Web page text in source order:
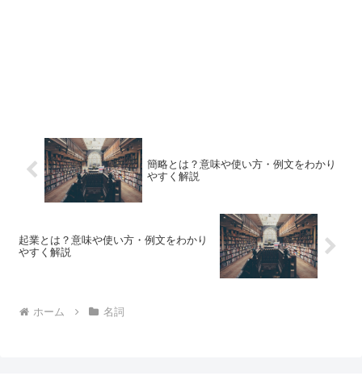
簡略とは？意味や使い方・例文をわかり
やすく解説
起業とは？意味や使い方・例文をわかり
やすく解説
ホーム 名詞